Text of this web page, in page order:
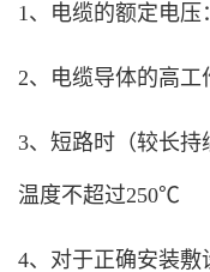
1、电缆的额定电压
2、电缆导体的高
3、短路时（较长持
温度不超过250℃
4、对于正确安装